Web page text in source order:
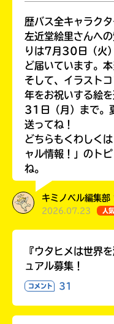
歴バス全キャラク
左近堂絵里さんへ
りは7月30日（火
ど届いています。
そして、イラスト
年をお祝いする絵
31日（月）まで。
送ってね！
どちらもくわしくは
ャル情報！」のト
ね。
キミノベル編集
2026.07.23 人
『ウタヒメは世界
ュアル募集！
コメント 31